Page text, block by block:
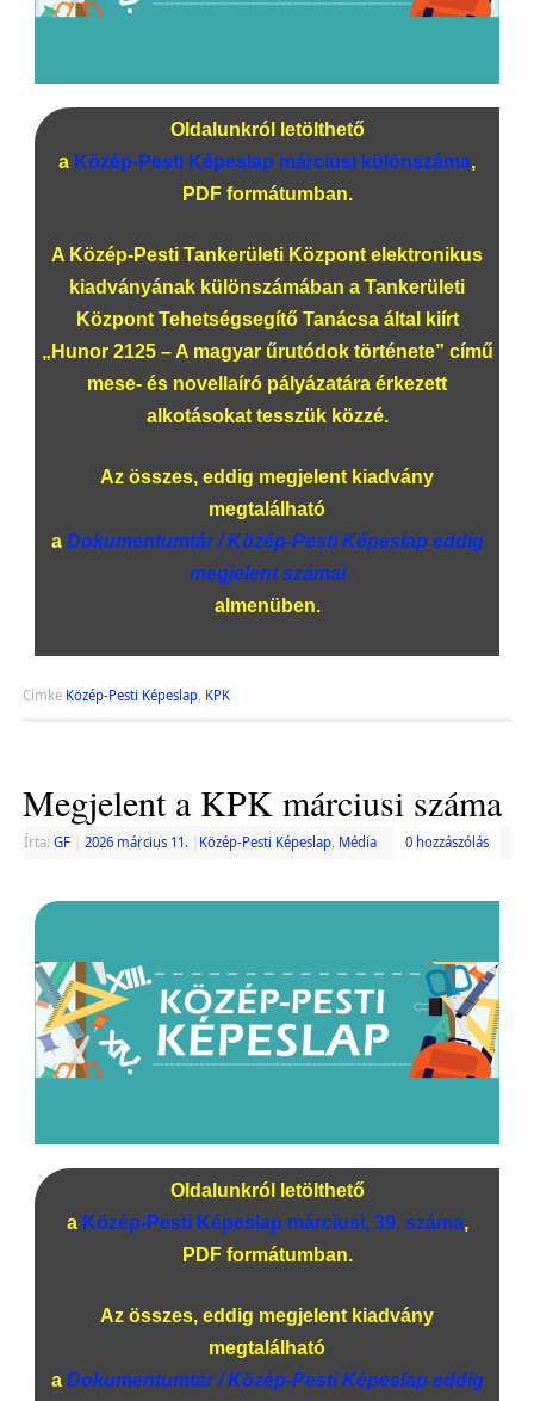
Oldalunkról letölthető
a Közép-Pesti Képeslap márciusi különszáma,
PDF formátumban.
A Közép-Pesti Tankerületi Központ elektronikus
kiadványának különszámában a Tankerületi
Központ Tehetségsegítő Tanácsa által kiírt
„Hunor 2125 – A magyar űrutódok története” című
mese- és novellaíró pályázatára érkezett
alkotásokat tesszük közzé.
Az összes, eddig megjelent kiadvány
megtalálható
a Dokumentumtár / Közép-Pesti Képeslap eddig
megjelent számai
almenüben.
Címke Közép-Pesti Képeslap, KPK
Megjelent a KPK márciusi száma
Írta: GF 2026 március 11. Közép-Pesti Képeslap, Média 0 hozzászólás
Oldalunkról letölthető
a Közép-Pesti Képeslap márciusi, 39. száma,
PDF formátumban.
Az összes, eddig megjelent kiadvány
megtalálható
a Dokumentumtár / Közép-Pesti Képeslap eddig